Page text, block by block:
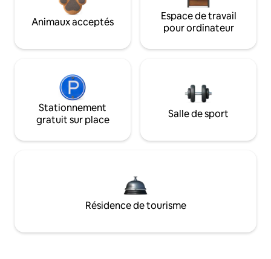
Animaux acceptés
Espace de travail
pour ordinateur
Stationnement
gratuit sur place
Salle de sport
Résidence de tourisme